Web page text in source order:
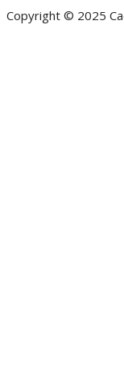
Copyright © 2025